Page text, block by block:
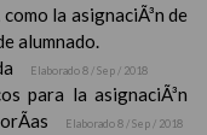
la asignaciÃ³n de
alumnado.
Elaborado 8 / Sep / 2018
para la asignaciÃ³n
Elaborado 8 / Sep / 2018